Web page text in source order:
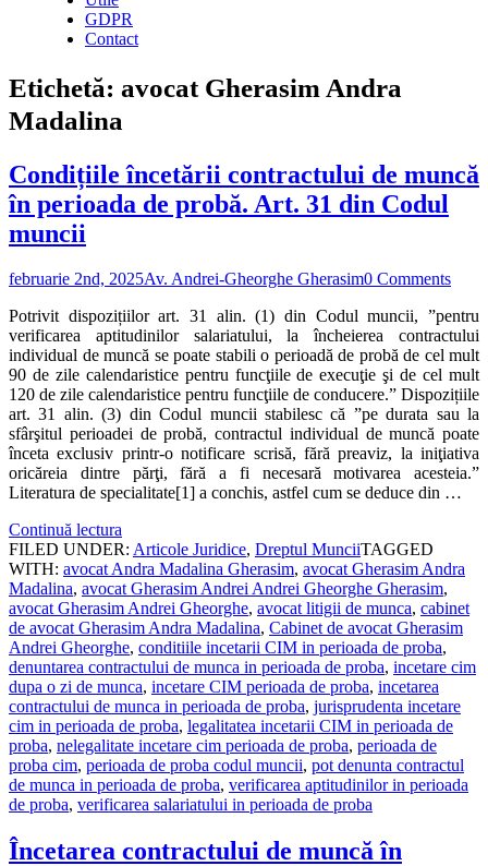
GDPR
Contact
Etichetă: avocat Gherasim Andra
Madalina
Condițiile încetării contractului de muncă
în perioada de probă. Art. 31 din Codul
muncii
februarie 2nd, 2025Av. Andrei-Gheorghe Gherasim0 Comments
Potrivit dispozițiilor art. 31 alin. (1) din Codul muncii, ”pentru
verificarea aptitudinilor salariatului, la încheierea contractului
individual de muncă se poate stabili o perioadă de probă de cel mult
90 de zile calendaristice pentru funcţiile de execuţie şi de cel mult
120 de zile calendaristice pentru funcţiile de conducere.” Dispozițiile
art. 31 alin. (3) din Codul muncii stabilesc că ”pe durata sau la
sfârşitul perioadei de probă, contractul individual de muncă poate
înceta exclusiv printr-o notificare scrisă, fără preaviz, la iniţiativa
oricăreia dintre părţi, fără a fi necesară motivarea acesteia.”
Literatura de specialitate[1] a conchis, astfel cum se deduce din …
Continuă lectura
FILED UNDER: Articole Juridice, Dreptul MunciiTAGGED
WITH: avocat Andra Madalina Gherasim, avocat Gherasim Andra
Madalina, avocat Gherasim Andrei Andrei Gheorghe Gherasim,
avocat Gherasim Andrei Gheorghe, avocat litigii de munca, cabinet
de avocat Gherasim Andra Madalina, Cabinet de avocat Gherasim
Andrei Gheorghe, conditiile incetarii CIM in perioada de proba,
denuntarea contractului de munca in perioada de proba, incetare cim
dupa o zi de munca, incetare CIM perioada de proba, incetarea
contractului de munca in perioada de proba, jurisprudenta incetare
cim in perioada de proba, legalitatea incetarii CIM in perioada de
proba, nelegalitate incetare cim perioada de proba, perioada de
proba cim, perioada de proba codul muncii, pot denunta contractul
de munca in perioada de proba, verificarea aptitudinilor in perioada
de proba, verificarea salariatului in perioada de proba
Încetarea contractului de muncă în